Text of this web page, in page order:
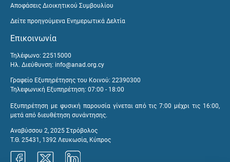
Αποφάσεις Διοικητικού Συμβουλίου
Δείτε προηγούμενα Ενημερωτικά Δελτία
Επικοινωνία
Τηλέφωνο: 22515000
Ηλ. Διεύθυνση: info@anad.org.cy
Γραφείο Εξυπηρέτησης του Κοινού: 22390300
Τηλεφωνική Εξυπηρέτηση: 07:00 - 18:00
Εξυπηρέτηση με φυσική παρουσία γίνεται από τις 7:00 μέχρι τις 16:00,
μετά από διευθέτηση συνάντησης.
Αναβύσσου 2, 2025 Στρόβολος
Τ.Θ. 25431, 1392 Λευκωσία, Κύπρος